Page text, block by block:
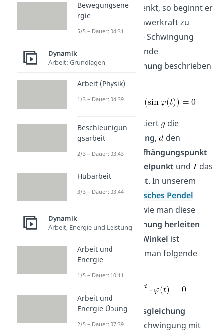
Ruhelage ausgelenkt, so beginnt er
aufgrund der Schwerkraft zu
schwingen. Diese Schwingung
kann durch folgende
Bewegungsgleichung beschrieben
werden
Hierbei repräsentiert die
Fallbeschleunigung,
den
Abstand vom Aufhängungspunkt
zum Massenmittelpunkt und
das
Trägheitsmoment. In unserem
Beitragphysikalisches Pendel
erklären wir dir, wie man diese
Differentialgleichung herleiten
kleine Winkel ist
, womit man folgende
Gleichung erhält
DieseBewegungsgleichung
beschreibt eine Schwingung mit
Bewegungsene
rgie
5/5 – Dauer: 04:31
Dynamik
Arbeit: Grundlagen
Arbeit (Physik)
1/3 – Dauer: 04:39
Beschleunigun
gsarbeit
2/3 – Dauer: 03:43
Hubarbeit
3/3 – Dauer: 03:44
Dynamik
Arbeit, Energie und Leistung
Arbeit und
Energie
1/5 – Dauer: 10:11
Arbeit und
Energie Übung
2/5 – Dauer: 07:39